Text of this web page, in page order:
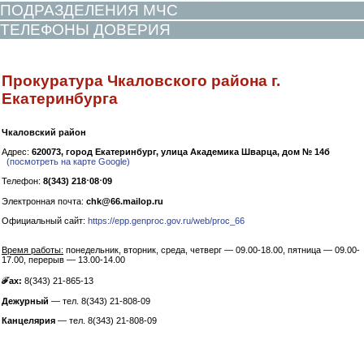
ПОДРАЗДЕЛЕНИЯ МЧС
ТЕЛЕФОНЫ ДОВЕРИЯ
Прокуратура Чкаловского района г.
Екатеринбурга
Чкаловский район
Адрес: 620073, город Екатеринбург, улица Академика Шварца, дом № 14б
(посмотреть на карте Google)
Телефон: 8(343) 218⋅08⋅09
Электронная почта: chk@66.mailop.ru
Официальный сайт: https://epp.genproc.gov.ru/web/proc_66
Время работы: понедельник, вторник, среда, четверг — 09.00-18.00, пятница — 09.00-
17.00, перерыв — 13.00-14.00
ℱax: 8(343) 21-865-13
Дежурный — тел. 8(343) 21-808-09
Канцелярия — тел. 8(343) 21-808-09